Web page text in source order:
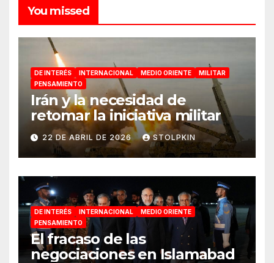
You missed
DE INTERÉS INTERNACIONAL MEDIO ORIENTE
MILITAR
PENSAMIENTO
Irán y la necesidad de
retomar la iniciativa militar
22 DE ABRIL DE 2026 STOLPKIN
DE INTERÉS INTERNACIONAL
MEDIO ORIENTE
PENSAMIENTO
El fracaso de las
negociaciones en Islamabad